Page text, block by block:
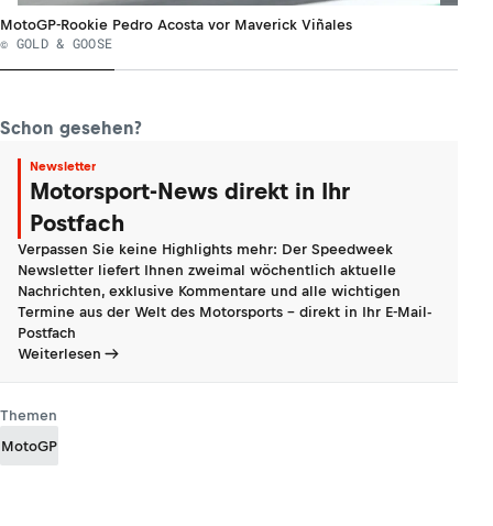
MotoGP-Rookie Pedro Acosta vor Maverick Viñales
© GOLD & GOOSE
Schon gesehen?
Newsletter
Motorsport-News direkt in Ihr
Postfach
Verpassen Sie keine Highlights mehr: Der Speedweek
Newsletter liefert Ihnen zweimal wöchentlich aktuelle
Nachrichten, exklusive Kommentare und alle wichtigen
Termine aus der Welt des Motorsports - direkt in Ihr E-Mail-
Postfach
Weiterlesen
Themen
MotoGP